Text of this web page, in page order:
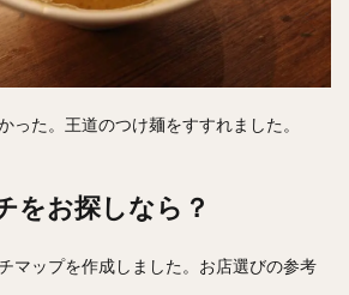
った。王道のつけ麺をすすれました。
をお探しなら？
マップを作成しました。お店選びの参考